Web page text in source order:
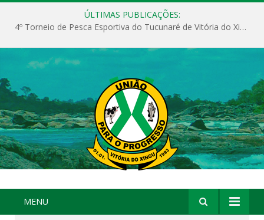
ÚLTIMAS PUBLICAÇÕES:
4º Torneio de Pesca Esportiva do Tucunaré de Vitória do Xingu
MENU